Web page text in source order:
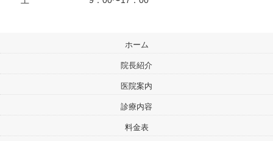
ホーム
院長紹介
医院案内
診療内容
料金表